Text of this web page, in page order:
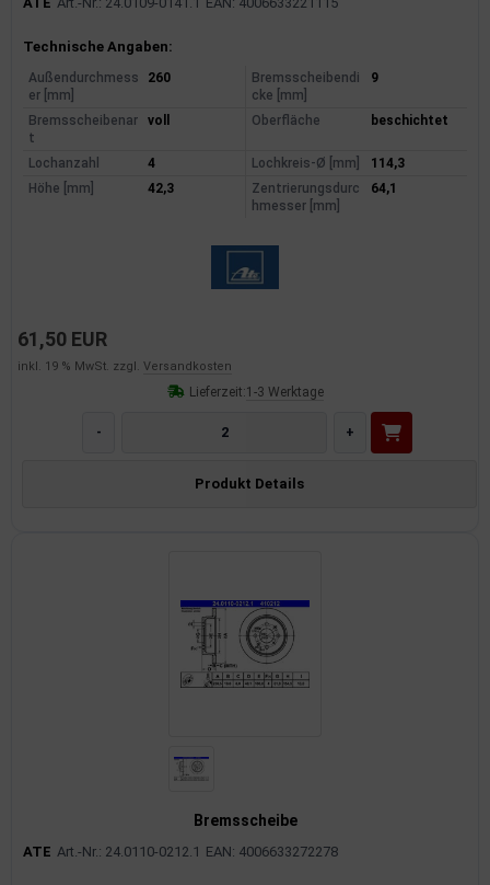
Produktinformationen
Technische Angaben:
Außendurchmess
er [mm]
260
Bremsscheibendi
cke [mm]
9
Bremsscheibenar
t
voll Oberfläche beschichtet
Lochanzahl 4 Lochkreis-Ø [mm]
114,3
Höhe [mm]
42,3
Zentrierungsdurc
hmesser [mm]
64,1
61,50 EUR
inkl. 19 % MwSt. zzgl. Versandkosten
Lieferzeit:1-3 Werktage
- +
Produkt Details
Bremsscheibe
ATE Art.-Nr.: 24.0110-0212.1 EAN: 4006633272278